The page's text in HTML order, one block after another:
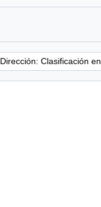
Dirección: Clasificación